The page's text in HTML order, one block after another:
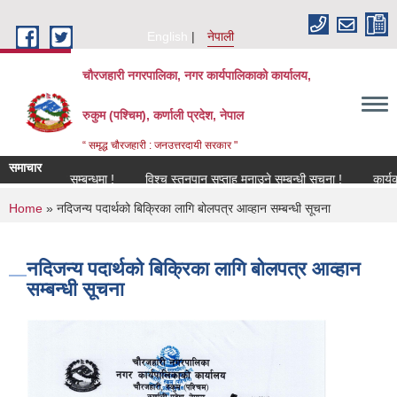
English
नेपाली
चौरजहारी नगरपालिका, नगर कार्यपालिकाको कार्यालय,
रुकुम (पश्चिम), कर्णाली प्रदेश, नेपाल
“ समृद्ध चौरजहारी : जनउत्तरदायी सरकार "
समाचार
सम्बन्धमा !
विश्च स्तनपान सप्ताह मनाउने सम्बन्धी सूचना ! कार्यक्रममा
You are here
Home » नदिजन्य पदार्थको बिक्रिका लागि बोलपत्र आव्हान सम्बन्धी सूचना
नदिजन्य पदार्थको बिक्रिका लागि बोलपत्र आव्हान
सम्बन्धी सूचना